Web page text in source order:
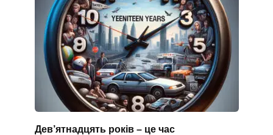
Дев’ятнадцять років – це час